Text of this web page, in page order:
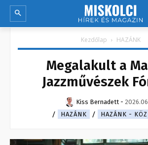
Kezdőlap HAZÁNK
Megalakult a
Jazzművészek
Kiss Bernadett -
HAZÁNK
HAZÁNK -